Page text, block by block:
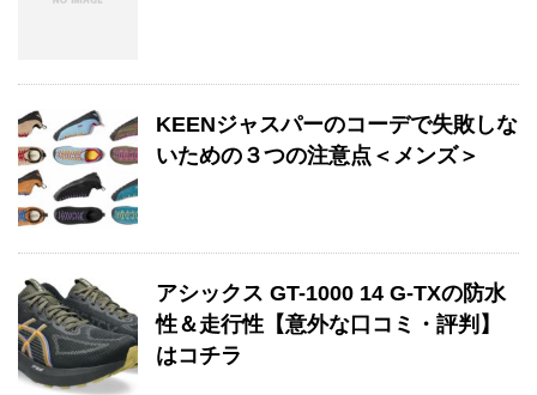
KEENジャスパーのコーデで失敗しな
いための３つの注意点＜メンズ＞
アシックス GT-1000 14 G-TXの防水
性＆走行性【意外な口コミ・評判】
はコチラ